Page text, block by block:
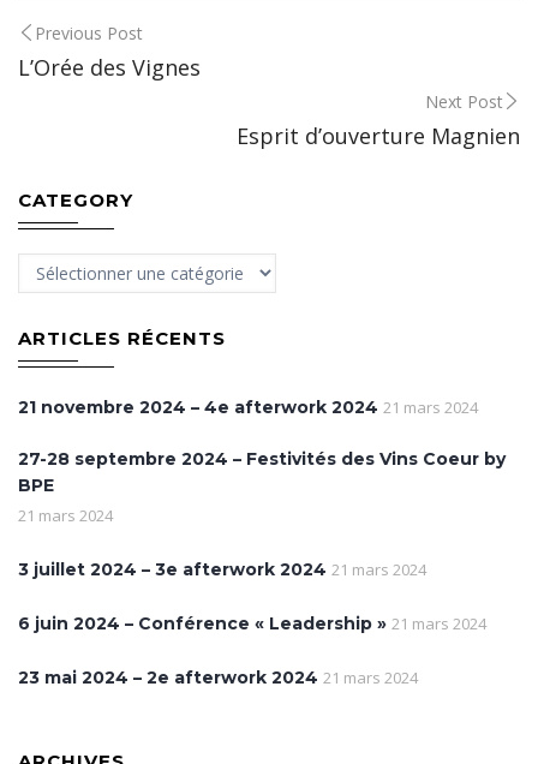
Post
navigation
Previous Post
L’Orée des Vignes
Next Post
Esprit d’ouverture Magnien
CATEGORY
Category
ARTICLES RÉCENTS
21 novembre 2024 – 4e afterwork 2024 21 mars 2024
27-28 septembre 2024 – Festivités des Vins Coeur by
BPE
21 mars 2024
3 juillet 2024 – 3e afterwork 2024 21 mars 2024
6 juin 2024 – Conférence « Leadership » 21 mars 2024
23 mai 2024 – 2e afterwork 2024 21 mars 2024